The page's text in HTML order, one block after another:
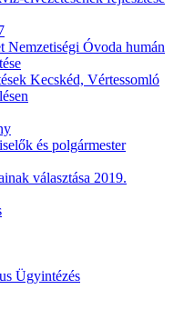
Nemzetiségi Óvoda humán
Kecskéd, Vértessomló
és polgármester
választása 2019.
Ügyintézés